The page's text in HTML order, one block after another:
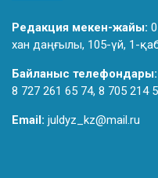
Редакция мекен-жайы:
хан даңғылы, 105-үй, 1-
Байланыс телефондары:
8 727 261 65 74, 8 705 214
Email: juldyz_kz@mail.ru